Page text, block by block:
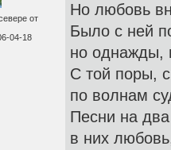
от
04-18
Но любовь
Было с ней
но однажды,
С той поры,
по волнам
Песни на
в них